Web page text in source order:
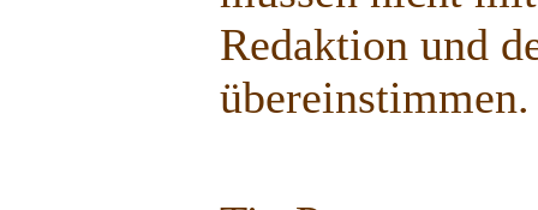
Redaktion und
übereinstimmen.